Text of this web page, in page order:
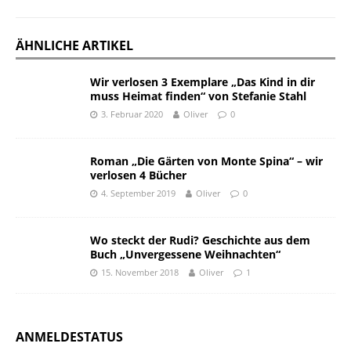
ÄHNLICHE ARTIKEL
Wir verlosen 3 Exemplare „Das Kind in dir
muss Heimat finden“ von Stefanie Stahl
3. Februar 2020 Oliver 0
Roman „Die Gärten von Monte Spina“ – wir
verlosen 4 Bücher
4. September 2019 Oliver 0
Wo steckt der Rudi? Geschichte aus dem
Buch „Unvergessene Weihnachten“
15. November 2018 Oliver 1
ANMELDESTATUS